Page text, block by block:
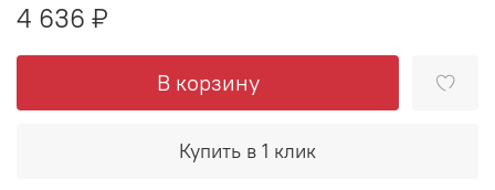
4 636 ₽
В корзину
Купить в 1 клик